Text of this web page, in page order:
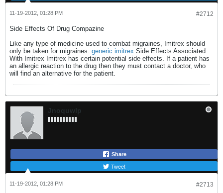
#2712
11-19-2012, 01:28 PM
Side Effects Of Drug Compazine
Like any type of medicine used to combat migraines, Imitrex should
only be taken for migraines. generic imitrex Side Effects Associated
With Imitrex Imitrex has certain potential side effects. If a patient has
an allergic reaction to the drug then they must contact a doctor, who
will find an alternative for the patient.
Jnoquwlp
Share
Tweet
#2713
11-19-2012, 01:28 PM